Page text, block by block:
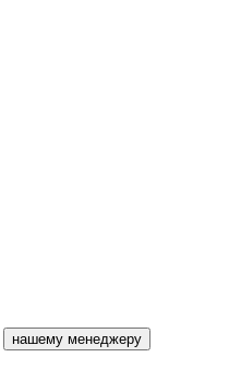
нашему менеджеру